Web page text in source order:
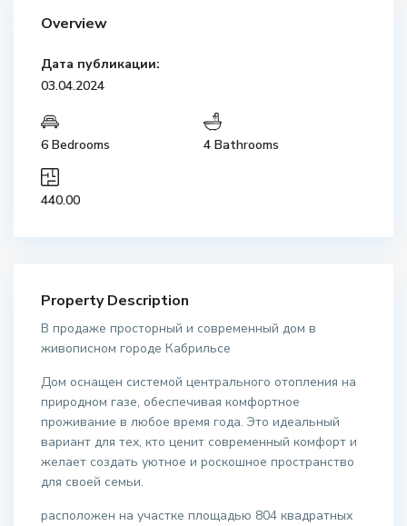
Overview
Дата публикации:
03.04.2024
6 Bedrooms 4 Bathrooms
440.00
Property Description
В продаже просторный и современный дом в
живописном городе Кабрильсе
Дом оснащен системой центрального отопления на
природном газе, обеспечивая комфортное
проживание в любое время года. Это идеальный
вариант для тех, кто ценит современный комфорт и
желает создать уютное и роскошное пространство
для своей семьи.
расположен на участке площадью 804 квадратных